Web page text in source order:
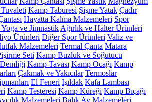
Kamp Taburesi Şişme Yatak Çadır
Hayatta Kalma Malzemeleri Spor
Yoga ve Jimnastik Ağırlık ve Halter Ürünleri
Ürünleri Diğer Spor Ürünleri Valiz ve
Malzemeleri Termal Çanta Matara
Seti Kamp Buzluk ve Soğutucu
Kamp Tavası Kamp Ocağı Kamp
Çakmak ve Yakıcılar Termoslar
El Feneri Işıldak Kafa Lambası
Kamp Testeresi Kamp Küreği Kamp Bıçağı
Malzemeleri Balık Av Malzemeleri